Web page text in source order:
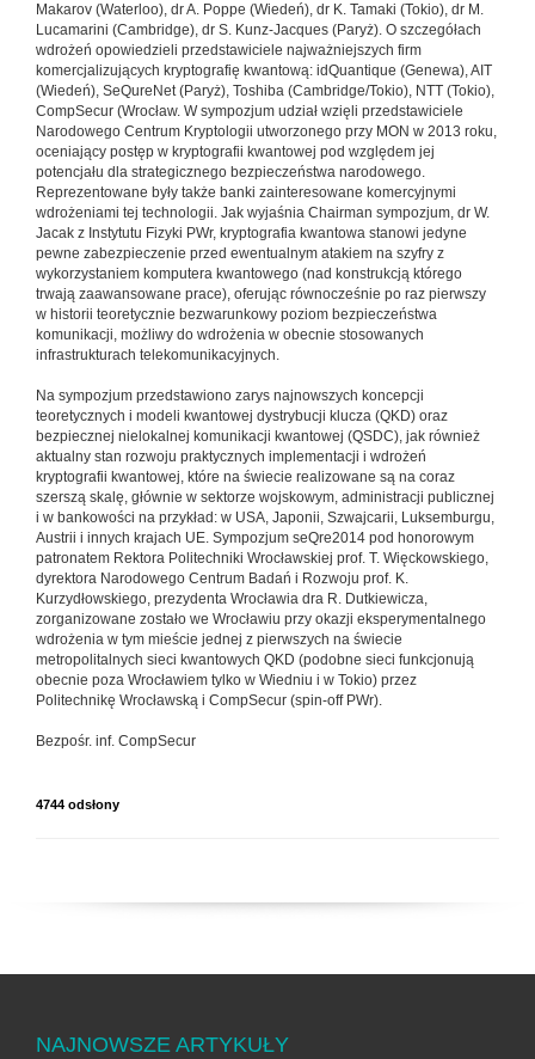
Makarov (Waterloo), dr A. Poppe (Wiedeń), dr K. Tamaki (Tokio), dr M.
Lucamarini (Cambridge), dr S. Kunz-Jacques (Paryż). O szczegółach
wdrożeń opowiedzieli przedstawiciele najważniejszych firm
komercjalizujących kryptografię kwantową: idQuantique (Genewa), AIT
(Wiedeń), SeQureNet (Paryż), Toshiba (Cambridge/Tokio), NTT (Tokio),
CompSecur (Wrocław. W sympozjum udział wzięli przedstawiciele
Narodowego Centrum Kryptologii utworzonego przy MON w 2013 roku,
oceniający postęp w kryptografii kwantowej pod względem jej
potencjału dla strategicznego bezpieczeństwa narodowego.
Reprezentowane były także banki zainteresowane komercyjnymi
wdrożeniami tej technologii. Jak wyjaśnia Chairman sympozjum, dr W.
Jacak z Instytutu Fizyki PWr, kryptografia kwantowa stanowi jedyne
pewne zabezpieczenie przed ewentualnym atakiem na szyfry z
wykorzystaniem komputera kwantowego (nad konstrukcją którego
trwają zaawansowane prace), oferując równocześnie po raz pierwszy
w historii teoretycznie bezwarunkowy poziom bezpieczeństwa
komunikacji, możliwy do wdrożenia w obecnie stosowanych
infrastrukturach telekomunikacyjnych.
Na sympozjum przedstawiono zarys najnowszych koncepcji
teoretycznych i modeli kwantowej dystrybucji klucza (QKD) oraz
bezpiecznej nielokalnej komunikacji kwantowej (QSDC), jak również
aktualny stan rozwoju praktycznych implementacji i wdrożeń
kryptografii kwantowej, które na świecie realizowane są na coraz
szerszą skalę, głównie w sektorze wojskowym, administracji publicznej
i w bankowości na przykład: w USA, Japonii, Szwajcarii, Luksemburgu,
Austrii i innych krajach UE. Sympozjum seQre2014 pod honorowym
patronatem Rektora Politechniki Wrocławskiej prof. T. Więckowskiego,
dyrektora Narodowego Centrum Badań i Rozwoju prof. K.
Kurzydłowskiego, prezydenta Wrocławia dra R. Dutkiewicza,
zorganizowane zostało we Wrocławiu przy okazji eksperymentalnego
wdrożenia w tym mieście jednej z pierwszych na świecie
metropolitalnych sieci kwantowych QKD (podobne sieci funkcjonują
obecnie poza Wrocławiem tylko w Wiedniu i w Tokio) przez
Politechnikę Wrocławską i CompSecur (spin-off PWr).
Bezpośr. inf. CompSecur
4744 odsłony
NAJNOWSZE ARTYKUŁY